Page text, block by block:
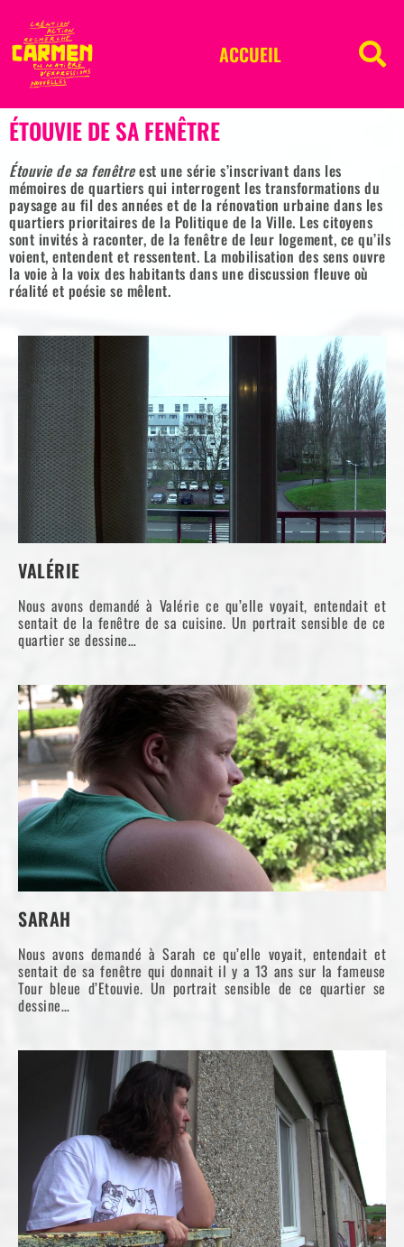
ACCUEIL
ÉTOUVIE DE SA FENÊTRE
Étouvie de sa fenêtreest une série s’inscrivant dans les
mémoires de quartiers qui interrogent les transformations du
paysage au fil des années et de la rénovation urbaine dans les
quartiers prioritaires de la Politique de la Ville. Les citoyens
sont invités à raconter, de la fenêtre de leur logement, ce qu’ils
voient, entendent et ressentent. La mobilisation des sens ouvre
la voie à la voix des habitants dans une discussion fleuve où
réalité et poésie se mêlent.
VALÉRIE
Nous avons demandé à Valérie ce qu’elle voyait, entendait et
sentait de la fenêtre de sa cuisine. Un portrait sensible de ce
quartier se dessine…
SARAH
Nous avons demandé à Sarah ce qu’elle voyait, entendait et
sentait de sa fenêtre qui donnait il y a 13 ans sur la fameuse
Tour bleue d’Etouvie. Un portrait sensible de ce quartier se
dessine…